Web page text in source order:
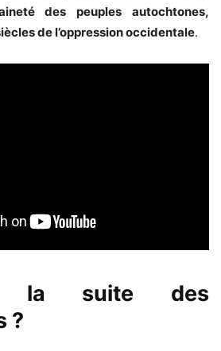
des peuples autochtones,
de l’oppression occidentale.
suite des
?